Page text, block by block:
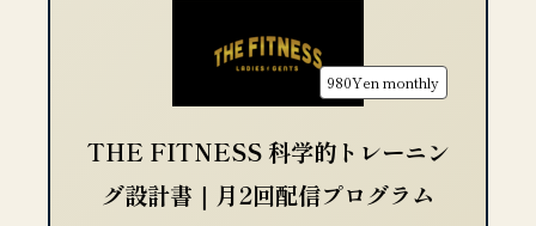
980Yen monthly
THE FITNESS 科学的トレーニン
グ設計書｜月2回配信プログラム